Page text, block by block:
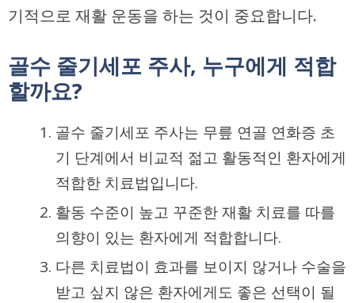
기적으로 재활 운동을 하는 것이 중요합니다.
골수 줄기세포 주사, 누구에게 적합
할까요?
골수 줄기세포 주사는 무릎 연골 연화증 초
기 단계에서 비교적 젊고 활동적인 환자에게
적합한 치료법입니다.
활동 수준이 높고 꾸준한 재활 치료를 따를
의향이 있는 환자에게 적합합니다.
다른 치료법이 효과를 보이지 않거나 수술을
받고 싶지 않은 환자에게도 좋은 선택이 될